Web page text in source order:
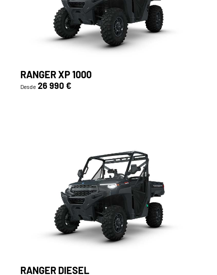
RANGER XP 1000
Desde 26 990 €
RANGER DIESEL